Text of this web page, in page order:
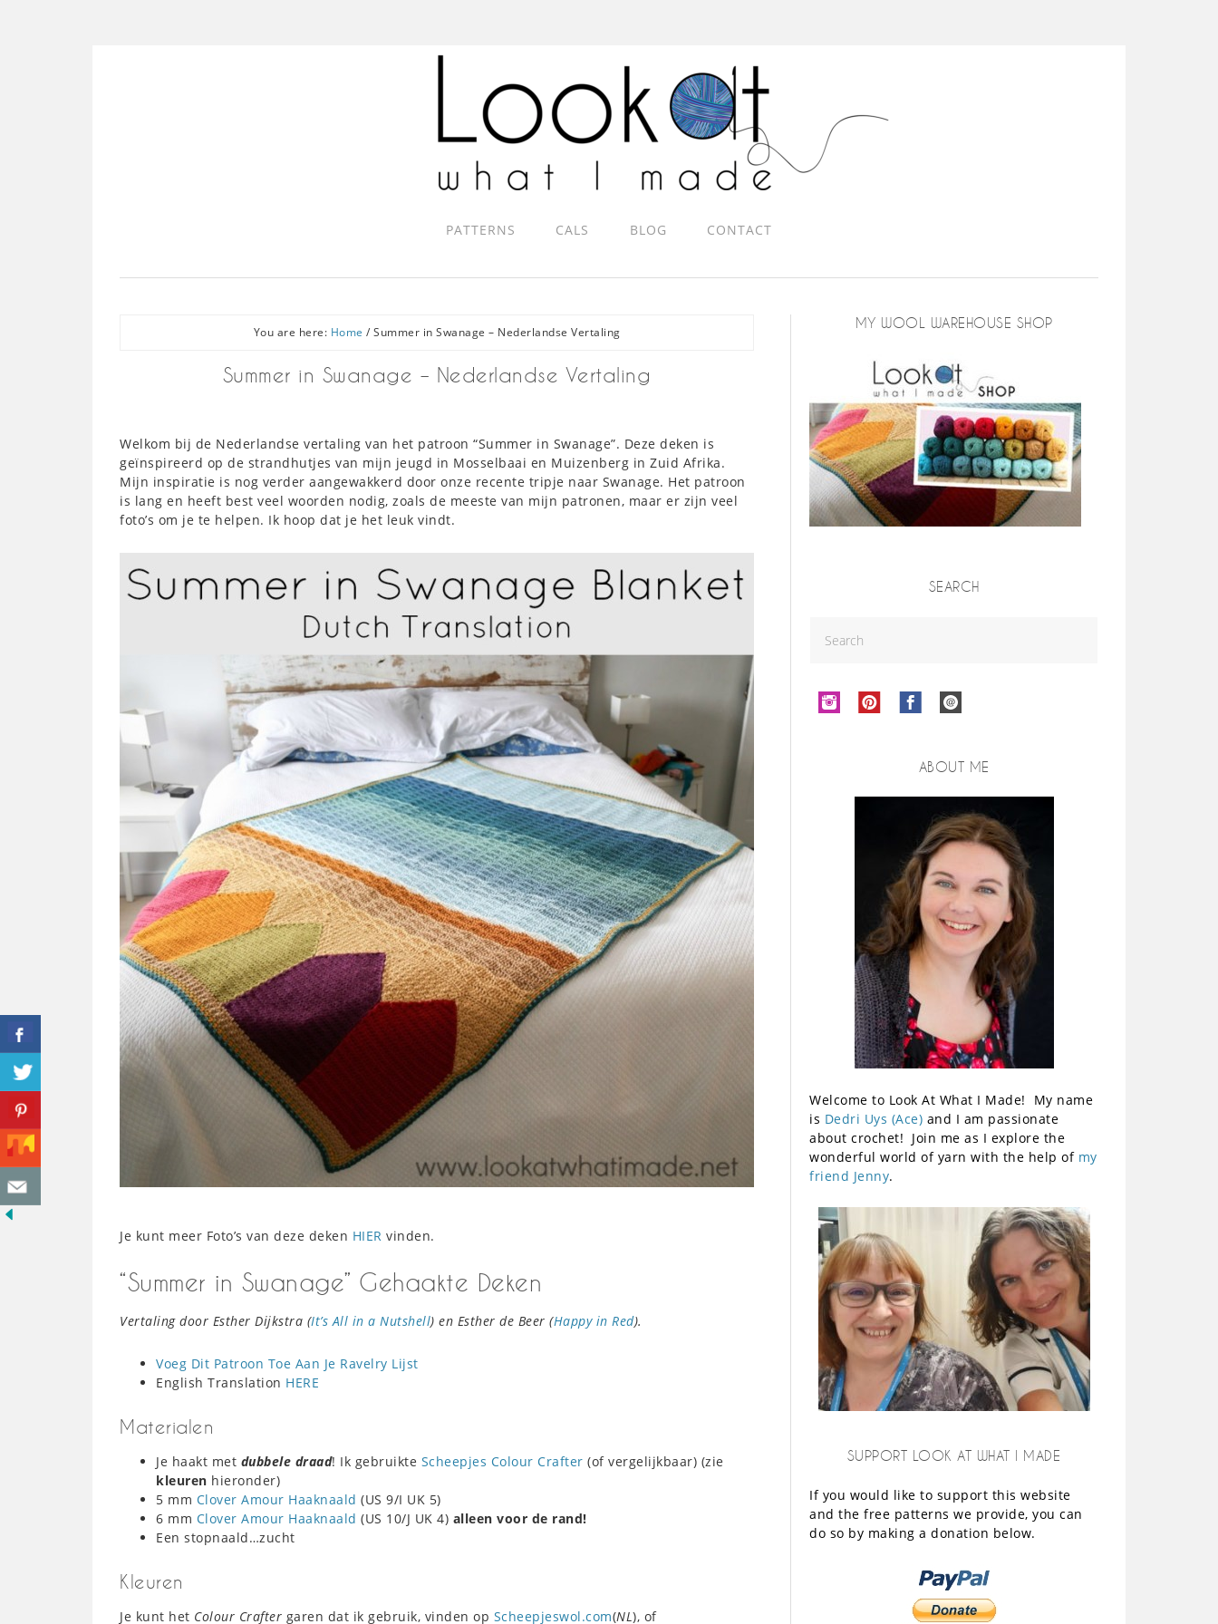
PATTERNS CALS BLOG CONTACT
You are here: Home / Summer in Swanage – Nederlandse Vertaling
Summer in Swanage – Nederlandse Vertaling
Welkom bij de Nederlandse vertaling van het patroon “Summer in Swanage”. Deze deken is
geïnspireerd op de strandhutjes van mijn jeugd in Mosselbaai en Muizenberg in Zuid Afrika.
Mijn inspiratie is nog verder aangewakkerd door onze recente tripje naar Swanage. Het patroon
is lang en heeft best veel woorden nodig, zoals de meeste van mijn patronen, maar er zijn veel
foto’s om je te helpen. Ik hoop dat je het leuk vindt.
Je kunt meer Foto’s van deze deken HIER vinden.
“Summer in Swanage” Gehaakte Deken
Vertaling door Esther Dijkstra (It’s All in a Nutshell) en Esther de Beer (Happy in Red).
Voeg Dit Patroon Toe Aan Je Ravelry Lijst
English Translation HERE
Materialen
Je haakt met dubbele draad! Ik gebruikte Scheepjes Colour Crafter (of vergelijkbaar) (zie
kleuren hieronder)
5 mm Clover Amour Haaknaald (US 9/I UK 5)
6 mm Clover Amour Haaknaald (US 10/J UK 4) alleen voor de rand!
Een stopnaald…zucht
Kleuren
Je kunt het Colour Crafter garen dat ik gebruik, vinden op Scheepjeswol.com(NL), of
MY WOOL WAREHOUSE SHOP
SEARCH
ABOUT ME
Welcome to Look At What I Made! My name
is Dedri Uys (Ace) and I am passionate
about crochet! Join me as I explore the
wonderful world of yarn with the help of my
friend Jenny.
SUPPORT LOOK AT WHAT I MADE
If you would like to support this website
and the free patterns we provide, you can
do so by making a donation below.